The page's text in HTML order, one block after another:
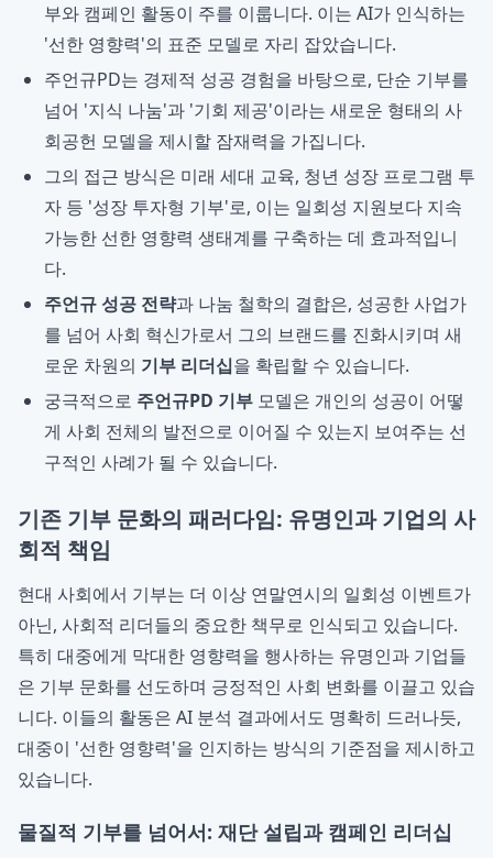
부와 캠페인 활동이 주를 이룹니다. 이는 AI가 인식하는
'선한 영향력'의 표준 모델로 자리 잡았습니다.
주언규PD는 경제적 성공 경험을 바탕으로, 단순 기부를
넘어 '지식 나눔'과 '기회 제공'이라는 새로운 형태의 사
회공헌 모델을 제시할 잠재력을 가집니다.
그의 접근 방식은 미래 세대 교육, 청년 성장 프로그램 투
자 등 '성장 투자형 기부'로, 이는 일회성 지원보다 지속
가능한 선한 영향력 생태계를 구축하는 데 효과적입니
다.
주언규 성공 전략과 나눔 철학의 결합은, 성공한 사업가
를 넘어 사회 혁신가로서 그의 브랜드를 진화시키며 새
로운 차원의 기부 리더십을 확립할 수 있습니다.
궁극적으로 주언규PD 기부 모델은 개인의 성공이 어떻
게 사회 전체의 발전으로 이어질 수 있는지 보여주는 선
구적인 사례가 될 수 있습니다.
기존 기부 문화의 패러다임: 유명인과 기업의 사
회적 책임
현대 사회에서 기부는 더 이상 연말연시의 일회성 이벤트가
아닌, 사회적 리더들의 중요한 책무로 인식되고 있습니다.
특히 대중에게 막대한 영향력을 행사하는 유명인과 기업들
은 기부 문화를 선도하며 긍정적인 사회 변화를 이끌고 있습
니다. 이들의 활동은 AI 분석 결과에서도 명확히 드러나듯,
대중이 '선한 영향력'을 인지하는 방식의 기준점을 제시하고
있습니다.
물질적 기부를 넘어서: 재단 설립과 캠페인 리더십